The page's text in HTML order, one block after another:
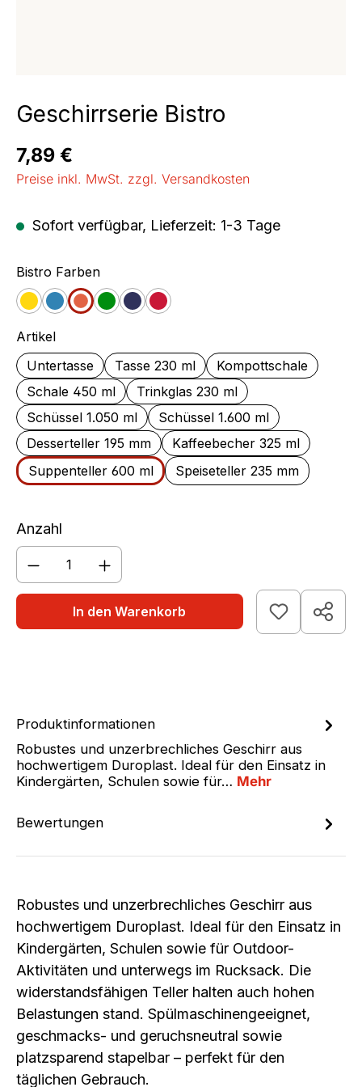
Geschirrserie Bistro
Regulärer Preis:
7,89 €
Preise inkl. MwSt. zzgl. Versandkosten
Sofort verfügbar, Lieferzeit: 1-3 Tage
Bistro Farbenauswählen
GelbBlauOrange
GrünJeansCherry
Artikelauswählen
Untertasse
Tasse 230 ml
Kompottschale
Schale 450 ml
Trinkglas 230 ml
Schüssel 1.050 ml
Schüssel 1.600 ml
Desserteller 195 mm
Kaffeebecher 325 ml
Suppenteller 600 ml
Speiseteller 235 mm
Anzahl
Produkt Anzahl: Gib den gewünschten
In den Warenkorb
Produktinformationen
Robustes und unzerbrechliches Geschirr aus
hochwertigem Duroplast. Ideal für den Einsatz in
Kindergärten, Schulen sowie für… Mehr
Bewertungen
Robustes und unzerbrechliches Geschirr aus
hochwertigem Duroplast. Ideal für den Einsatz in
Kindergärten, Schulen sowie für Outdoor-
Aktivitäten und unterwegs im Rucksack. Die
widerstandsfähigen Teller halten auch hohen
Belastungen stand. Spülmaschinengeeignet,
geschmacks- und geruchsneutral sowie
platzsparend stapelbar – perfekt für den
täglichen Gebrauch.